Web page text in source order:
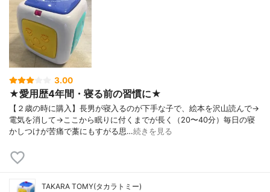
3.00
★愛用歴4年間・寝る前の習慣に★
【２歳の時に購入】長男が寝入るのが下手な子で、絵本を沢山読んで→
電気を消して→ここから眠りに付くまでが長く（20〜40分）毎日の寝
かしつけが苦痛で藁にもすがる思…続きを見る
TAKARA TOMY(タカラトミー)